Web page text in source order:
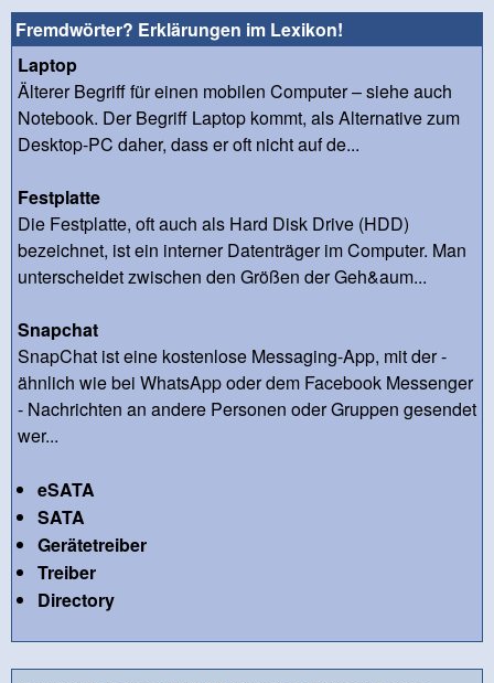
Fremdwörter? Erklärungen im Lexikon!
Laptop
Älterer Begriff für einen mobilen Computer – siehe auch
Notebook. Der Begriff Laptop kommt, als Alternative zum
Desktop-PC daher, dass er oft nicht auf de...
Festplatte
Die Festplatte, oft auch als Hard Disk Drive (HDD)
bezeichnet, ist ein interner Datenträger im Computer. Man
unterscheidet zwischen den Größen der Geh&aum...
Snapchat
SnapChat ist eine kostenlose Messaging-App, mit der -
ähnlich wie bei WhatsApp oder dem Facebook Messenger
- Nachrichten an andere Personen oder Gruppen gesendet
wer...
eSATA
SATA
Gerätetreiber
Treiber
Directory